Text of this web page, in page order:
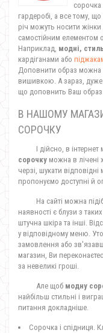
гардеробі, а все тому,
річ можуть носити
самостійним елементом
Наприклад, модні,
кардіганами або
Доповнити образ можна
вишивкою. А зараз, дуже
що доповнить Ваш образ.
В НАШОМУ
СОРОЧКУ
І дійсно, в
сорочку можна в лічені
черзі, шукати
пропонуємо доступні й
На сайті можна
наявності є блузи з
штучна шкіра та інші.
у відповідному меню.
замовлення або
магазин, Ви
за невеликі гроші.
Але щоб модну
найбільш стильні і
питання докладніше.
Сорочка і спідниця.